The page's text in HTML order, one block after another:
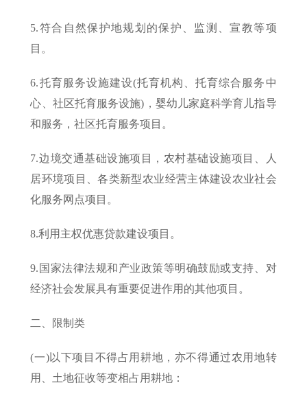
5.符合自然保护地规划的保护、监测、宣教等项
目。
6.托育服务设施建设(托育机构、托育综合服务中
心、社区托育服务设施)，婴幼儿家庭科学育儿指导
和服务，社区托育服务项目。
7.边境交通基础设施项目，农村基础设施项目、人
居环境项目、各类新型农业经营主体建设农业社会
化服务网点项目。
8.利用主权优惠贷款建设项目。
9.国家法律法规和产业政策等明确鼓励或支持、对
经济社会发展具有重要促进作用的其他项目。
二、限制类
(一)以下项目不得占用耕地，亦不得通过农用地转
用、土地征收等变相占用耕地：